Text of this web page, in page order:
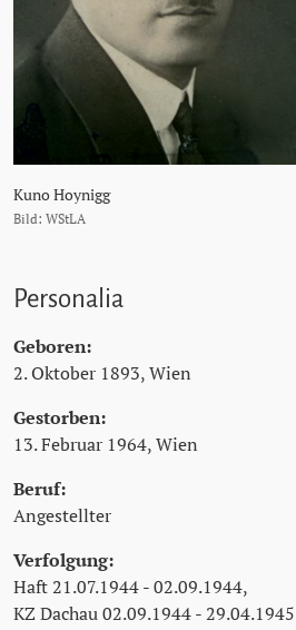
Kuno Hoynigg
Bild: WStLA
Personalia
Geboren:
2. Oktober 1893, Wien
Gestorben:
13. Februar 1964, Wien
Beruf:
Angestellter
Verfolgung:
Haft 21.07.1944 - 02.09.1944,
KZ Dachau 02.09.1944 - 29.04.1945